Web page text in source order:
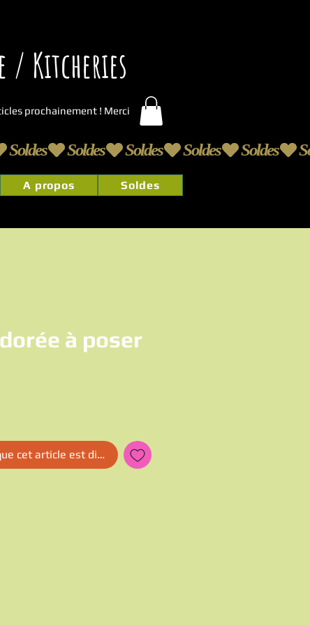
/ Kitcheries
prochainement ! Merci
A propos Soldes
à poser
cet article est disponible